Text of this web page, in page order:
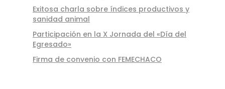
Exitosa charla sobre índices productivos y
sanidad animal
Participación en la X Jornada del «Día del
Egresado»
Firma de convenio con FEMECHACO